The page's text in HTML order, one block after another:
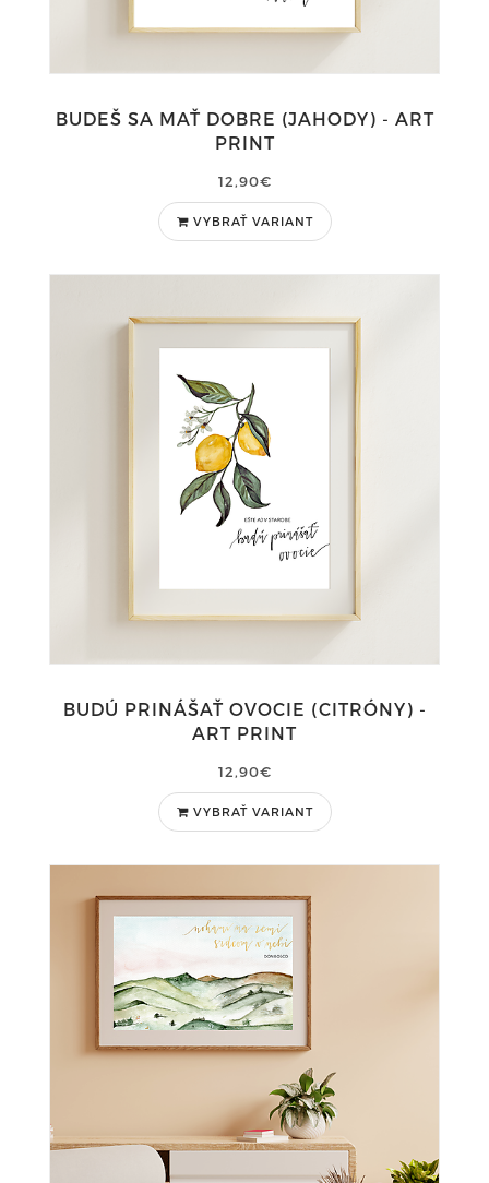
BUDEŠ SA MAŤ DOBRE (JAHODY) - ART
PRINT
12,90€
VYBRAŤ VARIANT
BUDÚ PRINÁŠAŤ OVOCIE (CITRÓNY) -
ART PRINT
12,90€
VYBRAŤ VARIANT